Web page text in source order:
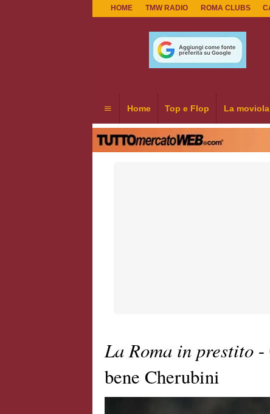
HOME TMW RADIO ROMA CLUBS
Home Top e Flop La moviola
La Roma in prestito -
bene Cherubini